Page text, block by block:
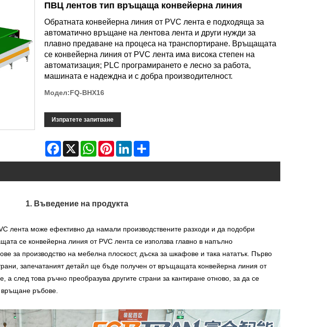
ПВЦ лентов тип връщаща конвейерна линия
Обратната конвейерна линия от PVC лента е подходяща за
автоматично връщане на лентова лента и други нужди за
плавно предаване на процеса на транспортиране. Връщащата
се конвейерна линия от PVC лента има висока степен на
автоматизация; PLC програмирането е лесно за работа,
машината е надеждна и с добра производителност.
Модел:FQ-BHX16
Изпратете запитване
Facebook
X WhatsAppPinterestLinkedInShare
1. Въведение на продукта
лента може ефективно да намали производствените разходи и да подобри
се конвейерна линия от PVC лента се използва главно в напълно
за производство на мебелна плоскост, дъска за шкафове и така нататък. Първо
запечатаният детайл ще бъде получен от връщащата конвейерна линия от
а след това ръчно преобразува другите страни за кантиране отново, за да се
връщане ръбове.